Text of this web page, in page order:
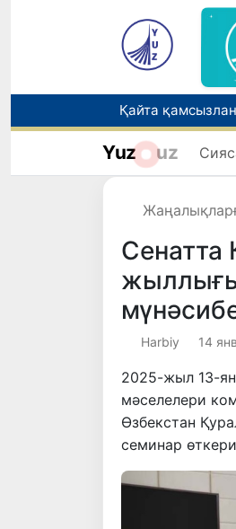
Өзбекстанда
Елимиз
Yuz uz
Сенатта
Harbiy 14
2025-жыл 13-
мәселелери
Өзбекстан
семинар